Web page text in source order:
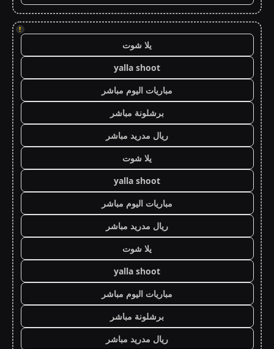
!
يلا شوت
yalla shoot
مباريات اليوم مباشر
برشلونة مباشر
ريال مدريد مباشر
يلا شوت
yalla shoot
مباريات اليوم مباشر
ريال مدريد مباشر
يلا شوت
yalla shoot
مباريات اليوم مباشر
برشلونة مباشر
ريال مدريد مباشر